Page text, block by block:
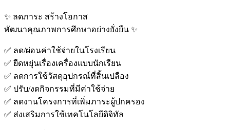
✨ ลดภาระ สร้างโอกาส
พัฒนาคุณภาพการศึกษาอย่างยั่งยืน ✨
✅ ลด/ผ่อนค่าใช้จ่ายในโรงเรียน
✅ ยืดหยุ่นเรื่องเครื่องแบบนักเรียน
✅ ลดการใช้วัสดุอุปกรณ์ที่สิ้นเปลือง
✅ ปรับ/งดกิจกรรมที่มีค่าใช้จ่าย
✅ ลดงานโครงการที่เพิ่มภาระผู้ปกครอง
✅ ส่งเสริมการใช้เทคโนโลยีดิจิทัล